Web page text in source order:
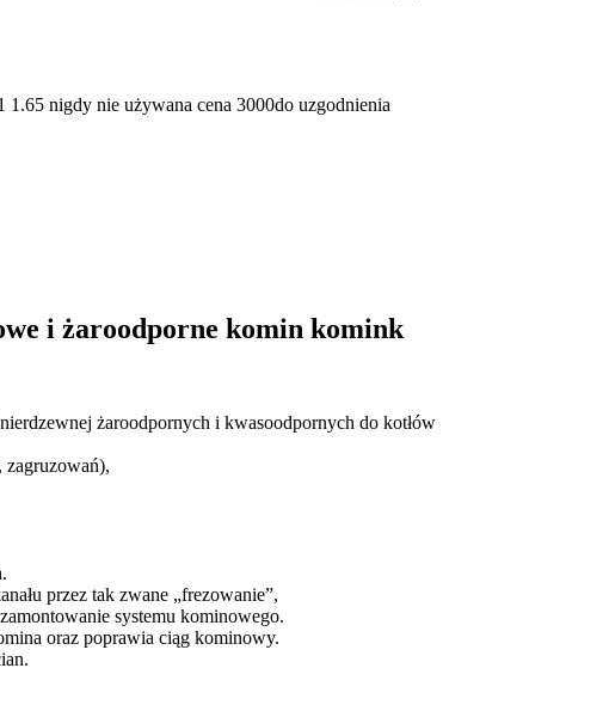
nigdy nie używana cena 3000do uzgodnienia
i żaroodporne komin komink
żaroodpornych i kwasoodpornych do kotłów
przez tak zwane „frezowanie”,
systemu kominowego.
oraz poprawia ciąg kominowy.